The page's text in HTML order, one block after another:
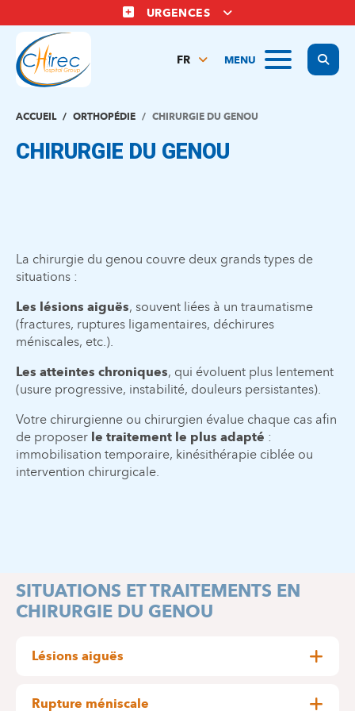
au
contenu
principal
URGENCES
MENU
FR
EN
ACCUEIL ORTHOPÉDIE CHIRURGIE DU GENOU
CHIRURGIE DU GENOU
La chirurgie du genou couvre deux grands types de
situations :
Les lésions aiguës, souvent liées à un traumatisme
(fractures, ruptures ligamentaires, déchirures
méniscales, etc.).
Les atteintes chroniques, qui évoluent plus lentement
(usure progressive, instabilité, douleurs persistantes).
Votre chirurgienne ou chirurgien évalue chaque cas afin
de proposer le traitement le plus adapté :
immobilisation temporaire, kinésithérapie ciblée ou
intervention chirurgicale.
SITUATIONS ET TRAITEMENTS EN
CHIRURGIE DU GENOU
Lésions aiguës
méniscales ou ligamentaires… Chaque blessure
Rupture méniscale